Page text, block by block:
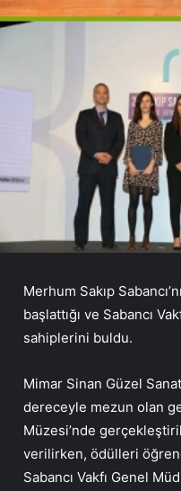
Merhum Sakıp
başlattığı ve Sabancı
sahiplerini buldu.
Mimar Sinan Güzel
dereceyle mezun olan
Müzesi’nde
verilirken, ödülleri
Sabancı Vakfı Genel